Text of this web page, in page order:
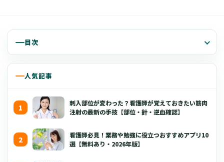
目次
人気記事
刺入部位が変わった？看護師が覚えておきたい筋肉
注射の最新の手技【部位・針・逆血確認】
看護師必見！業務や勉強に役立つおすすめアプリ10
選【無料あり・2026年版】